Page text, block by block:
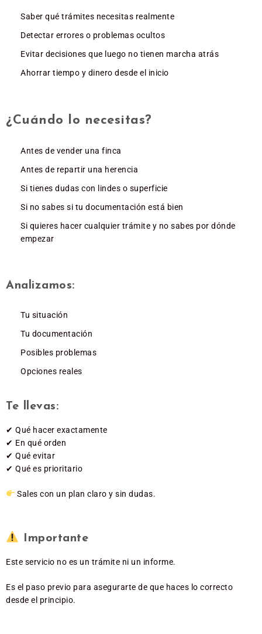
Saber qué trámites necesitas realmente
Detectar errores o problemas ocultos
Evitar decisiones que luego no tienen marcha atrás
Ahorrar tiempo y dinero desde el inicio
¿Cuándo lo necesitas?
Antes de vender una finca
Antes de repartir una herencia
Si tienes dudas con lindes o superficie
Si no sabes si tu documentación está bien
Si quieres hacer cualquier trámite y no sabes por dónde
empezar
Analizamos:
Tu situación
Tu documentación
Posibles problemas
Opciones reales
Te llevas:
✔ Qué hacer exactamente
✔ En qué orden
✔ Qué evitar
✔ Qué es prioritario
Sales con un plan claro y sin dudas.
Importante
Este servicio no es un trámite ni un informe.
Es el paso previo para asegurarte de que haces lo correcto
desde el principio.